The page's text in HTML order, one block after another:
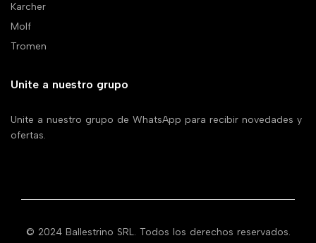
Karcher
Molf
Tromen
Unite a nuestro grupo
Unite a nuestro grupo de WhatsApp para recibir novedades y
ofertas.
© 2024 Ballestrino SRL. Todos los derechos reservados.